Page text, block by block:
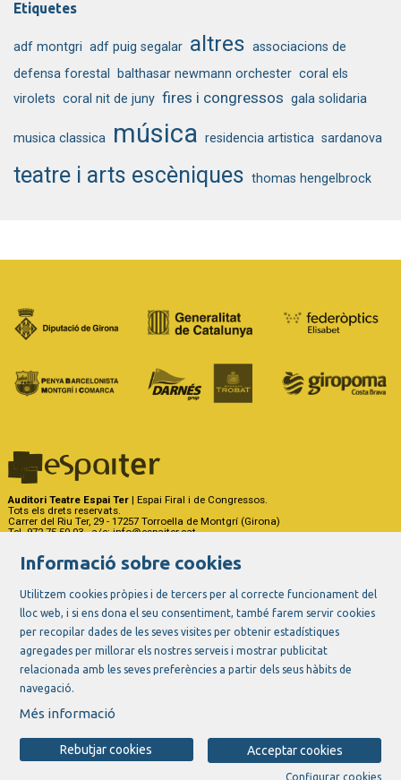
Etiquetes
adf montgri adf puig segalar altres associacions de
defensa forestal
balthasar newmann orchester coral els
virolets coral nit de juny fires i congressos gala solidaria
musica classica música residencia artistica sardanova
teatre i arts escèniques thomas hengelbrock
Auditori Teatre Espai Ter | Espai Firal i de Congressos.
Tots els drets reservats.
Carrer del Riu Ter, 29 - 17257 Torroella de Montgrí (Girona)
Tel. 972 75 50 03 - a/e:info@espaiter.cat
Sitemap | Avís Legal | Ús de Cookies
Link a instagram
Link a youtube
Link a twitter
Link a facebook
Informació sobre cookies
Utilitzem cookies pròpies i de tercers per al correcte funcionament del
lloc web, i si ens dona el seu consentiment, també farem servir cookies
per recopilar dades de les seves visites per obtenir estadístiques
agregades per millorar els nostres serveis i mostrar publicitat
relacionada amb les seves preferències a partir dels seus hàbits de
navegació.
Més informació
Acceptar cookies
Rebutjar cookies
Configurar cookies